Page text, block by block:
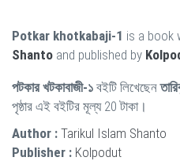
Potkar khotkabaji-1 is a book
Shanto and published by
পটকার খটকাবাজী-১ বইটি লিখেছেন
পৃষ্ঠার এই বইটির মূল্য 20 টাকা।
Author : Tarikul Islam Shanto
Publisher : Kolpodut